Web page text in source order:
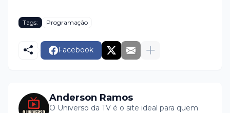
Tags: Programação
Facebook
Anderson Ramos
O Universo da TV é o site ideal para quem